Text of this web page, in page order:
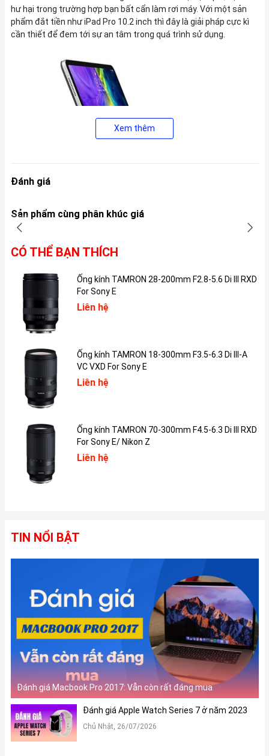
hư hại trong trường hợp bạn bất cẩn làm rơi máy. Với một sản
phẩm đắt tiền như iPad Pro 10.2 inch thì đây là giải pháp cực kì
cần thiết để đem tới sự an tâm trong quá trình sử dụng.
Kết nối linh hoạt, thao tác chuyên nghiệp
Không cần bất cứ một loại dây kết nối nào, Smart Keyboard Folio
cho phép gắn trực tiếp vào iPad 10.2 inch thông qua cổng kết nối
nhiều vị trí khác nhau sẽ giúp chiếc bàn phím không dây gắn kết
chắc chắn với iPad và đảm bảo không bị rời ra khi trải nghiệm.
Bộ phụ kiện đem tới hai góc dựng iPad 10.2 khác nhau để bạn có
thể điều chỉnh góc trông màn hình sao cho thoải mái nhất tùy
Sạc pin tự động qua Smart Connector
phụ kiện sạc pin từ chính chiếc iPad được ghép nối. Quá trình
chuyển đổi này sẽ diễn ra hoàn toàn tự động, từ đó bạn không
cần phải lo lắng tới vấn đề năng lượng của Smart Keyboard Folio.
Xem thêm
Đánh giá
Sản phẩm cùng phân khúc giá
CÓ THỂ BẠN THÍCH
Ống kính TAMRON 28-200mm F2.8-5.6 Di III RXD
For Sony E
Liên hệ
Ống kính TAMRON 18-300mm F3.5-6.3 Di III-A
VC VXD For Sony E
Liên hệ
Ống kính TAMRON 70-300mm F4.5-6.3 Di III RXD
For Sony E/ Nikon Z
Liên hệ
TIN NỔI BẬT
Đánh giá Macbook Pro 2017: Vẫn còn rất đáng mua
Đánh giá Apple Watch Series 7 ở năm 2023
Chủ Nhật, 26/07/2026